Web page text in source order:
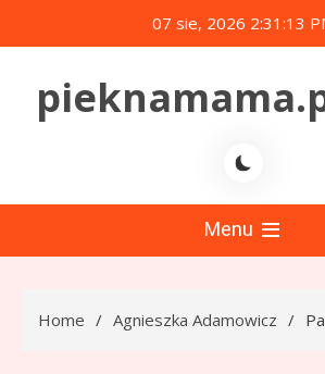
to
07 sie, 2026 2:31:15
Menu
Home Agnieszka Adamowicz